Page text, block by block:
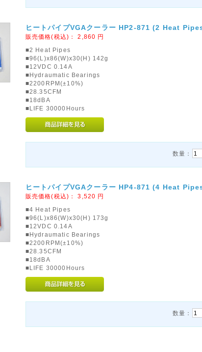
ヒートパイプVGAクーラー HP2-871 (2 Heat
販売価格(税込)：2,860 円
■2 Heat Pipes
■96(L)x86(W)x30(H) 142g
■12VDC 0.14A
■Hydraumatic Bearings
■2200RPM(±10%)
■28.35CFM
■18dBA
■LIFE 30000Hours
数量：
ヒートパイプVGAクーラー HP4-871 (4 Heat
販売価格(税込)：3,520 円
■4 Heat Pipes
■96(L)x86(W)x30(H) 173g
■12VDC 0.14A
■Hydraumatic Bearings
■2200RPM(±10%)
■28.35CFM
■18dBA
■LIFE 30000Hours
数量：